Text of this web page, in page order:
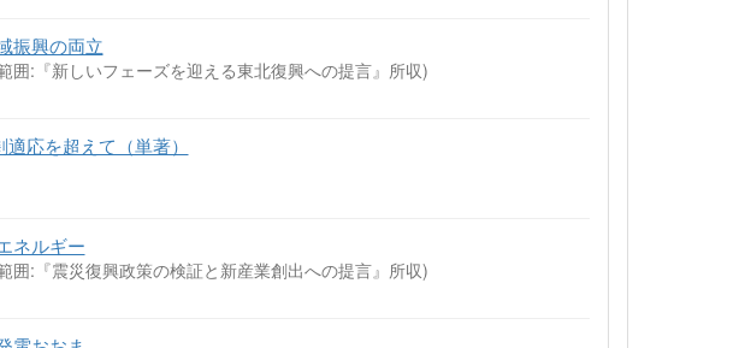
振興の両立
:『新しいフェーズを迎える東北復興への提言』所収)
応を超えて（単著）
ネルギー
:『震災復興政策の検証と新産業創出への提言』所収)